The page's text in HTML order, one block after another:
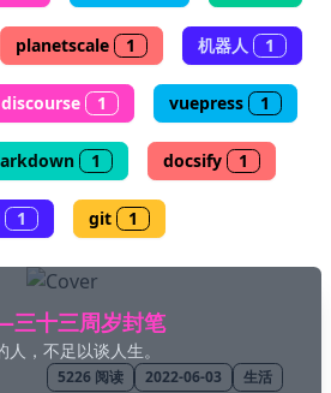
🖍 pastel
🧚‍♀️ fantasy
🏴 black
planetscale 1 机器人 1
discourse 1 vuepress 1
1 docsify 1
1 git 1
十三周岁封笔
，不足以谈人生。
5226 阅读 2022-06-03 生活